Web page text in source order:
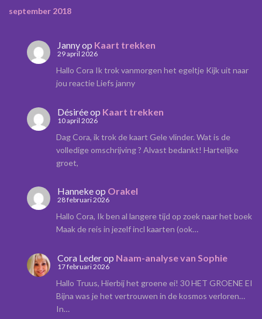
september 2018
Jannyop Kaart trekken
29 april 2026
Hallo Cora Ik trok vanmorgen het egeltje Kijk uit naar
jou reactie Liefs janny
Désiréeop Kaart trekken
10 april 2026
Dag Cora, ik trok de kaart Gele vlinder. Wat is de
volledige omschrijving ? Alvast bedankt! Hartelijke
groet,
Hannekeop Orakel
28 februari 2026
Hallo Cora, Ik ben al langere tijd op zoek naar het boek
Maak de reis in jezelf incl kaarten (ook…
Cora Lederop Naam-analyse van Sophie
17 februari 2026
Hallo Truus, Hierbij het groene ei! 30 HET GROENE EI
Bijna was je het vertrouwen in de kosmos verloren…
In…